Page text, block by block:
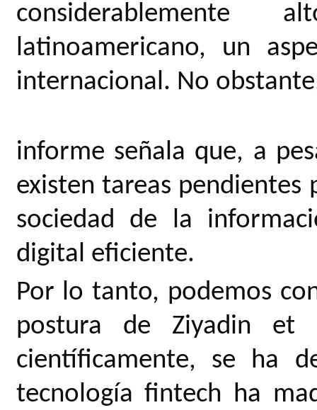
latinoamericano, un
internacional. No
informe señala que, a
existen tareas pendientes
sociedad de la
digital eficiente.
Por lo tanto, podemos
postura de Ziyadin et
científicamente, se ha
tecnología fintech ha